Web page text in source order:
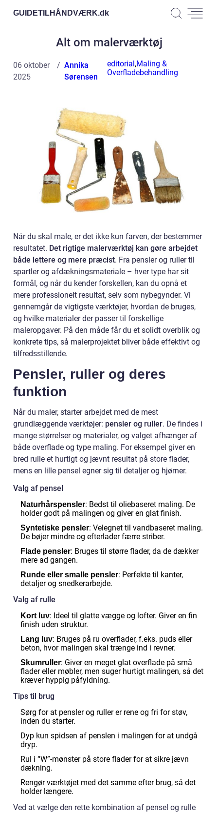
GUIDETILHÅNDVÆRK.dk
Alt om malerværktøj
06 oktober
2025
Annika
Sørensen
editorial,Maling &
Overfladebehandling
Når du skal male, er det ikke kun farven, der bestemmer
resultatet. Det rigtige malerværktøj kan gøre arbejdet
både lettere og mere præcist. Fra pensler og ruller til
spartler og afdækningsmateriale – hver type har sit
formål, og når du kender forskellen, kan du opnå et
mere professionelt resultat, selv som nybegynder. Vi
gennemgår de vigtigste værktøjer, hvordan de bruges,
og hvilke materialer der passer til forskellige
maleropgaver. På den måde får du et solidt overblik og
konkrete tips, så malerprojektet bliver både effektivt og
tilfredsstillende.
Pensler, ruller og deres
funktion
Når du maler, starter arbejdet med de mest
grundlæggende værktøjer: pensler og ruller. De findes i
mange størrelser og materialer, og valget afhænger af
både overflade og type maling. For eksempel giver en
bred rulle et hurtigt og jævnt resultat på store flader,
mens en lille pensel egner sig til detaljer og hjørner.
Valg af pensel
Naturhårspensler: Bedst til oliebaseret maling. De
holder godt på malingen og giver en glat finish.
Syntetiske pensler: Velegnet til vandbaseret maling.
De bøjer mindre og efterlader færre striber.
Flade pensler: Bruges til større flader, da de dækker
mere ad gangen.
Runde eller smalle pensler: Perfekte til kanter,
detaljer og snedkerarbejde.
Valg af rulle
Kort luv: Ideel til glatte vægge og lofter. Giver en fin
finish uden struktur.
Lang luv: Bruges på ru overflader, f.eks. puds eller
beton, hvor malingen skal trænge ind i revner.
Skumruller: Giver en meget glat overflade på små
flader eller møbler, men suger hurtigt malingen, så det
kræver hyppig påfyldning.
Tips til brug
Sørg for at pensler og ruller er rene og fri for støv,
inden du starter.
Dyp kun spidsen af penslen i malingen for at undgå
dryp.
Rul i “W”-mønster på store flader for at sikre jævn
dækning.
Rengør værktøjet med det samme efter brug, så det
holder længere.
Ved at vælge den rette kombination af pensel og rulle